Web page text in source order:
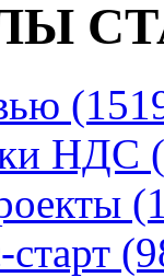
НДС
старт